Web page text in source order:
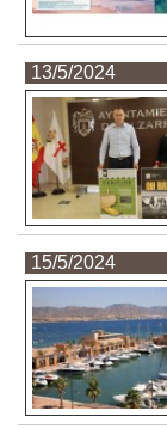
13/5/2024
15/5/2024